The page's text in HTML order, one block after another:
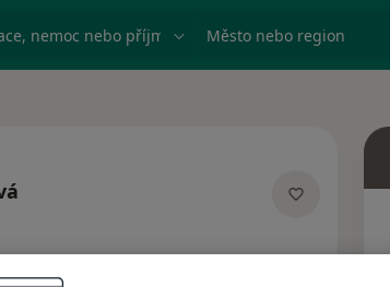
nemoc nebo příjmení Město nebo region